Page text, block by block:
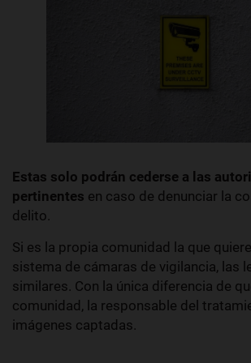
Estas solo podrán cederse a las
pertinentes en caso de denunciar la
delito.
Si es la propia comunidad la que
sistema de cámaras de vigilancia, las
similares. Con la única diferencia de
comunidad, la responsable del
imágenes captadas.